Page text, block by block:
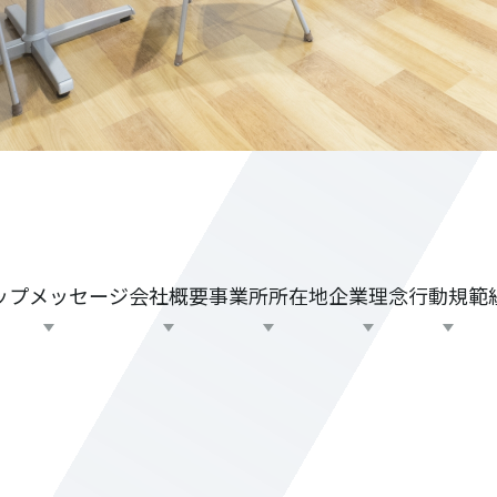
プメッセージ会社概要事業所所在地企業理念行動規範